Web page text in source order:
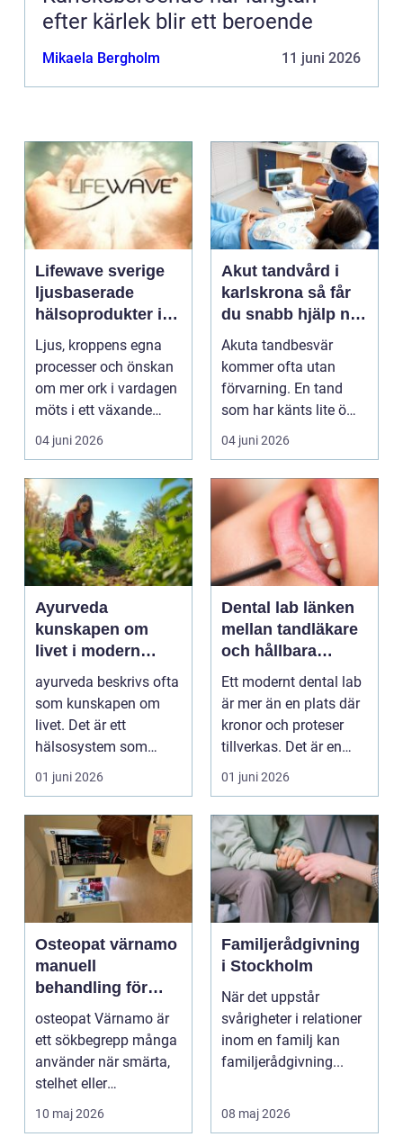
efter kärlek blir ett beroende
Mikaela Bergholm 11 juni 2026
Lifewave sverige
ljusbaserade
hälsoprodukter i
fokus
Ljus, kroppens egna
processer och önskan
om mer ork i vardagen
möts i ett växande
intresse för fotot...
04 juni 2026
Akut tandvård i
karlskrona så får
du snabb hjälp när
tanden krisar
Akuta tandbesvär
kommer ofta utan
förvarning. En tand
som har känts lite öm
kan plötsligt göra så
on...
04 juni 2026
Ayurveda
kunskapen om
livet i modern
vardag
ayurveda beskrivs ofta
som kunskapen om
livet. Det är ett
hälsosystem som
betonar balans, helhet
och...
01 juni 2026
Dental lab länken
mellan tandläkare
och hållbara
leenden
Ett modernt dental lab
är mer än en plats där
kronor och proteser
tillverkas. Det är en
teknisk och ...
01 juni 2026
Osteopat värnamo
manuell
behandling för
minskad smärta
och Ökad rörlighet
osteopat Värnamo är
ett sökbegrepp många
använder när smärta,
stelhet eller
återkommande värk
börjar...
10 maj 2026
Familjerådgivning
i Stockholm
När det uppstår
svårigheter i relationer
inom en familj kan
familjerådgivning...
08 maj 2026